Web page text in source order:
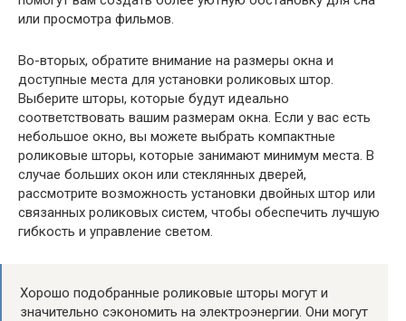
или просмотра фильмов.
Во-вторых, обратите внимание на размеры окна и
доступные места для установки роликовых штор.
Выберите шторы, которые будут идеально
соответствовать вашим размерам окна. Если у вас есть
небольшое окно, вы можете выбрать компактные
роликовые шторы, которые занимают минимум места. В
случае больших окон или стеклянных дверей,
рассмотрите возможность установки двойных штор или
связанных роликовых систем, чтобы обеспечить лучшую
гибкость и управление светом.
Хорошо подобранные роликовые шторы могут и
значительно сэкономить на электроэнергии. Они могут